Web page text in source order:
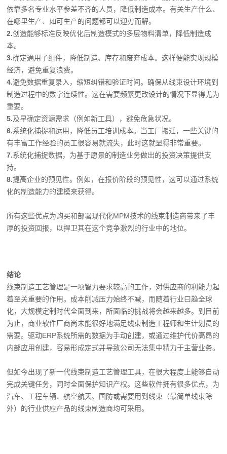
依靠多名专业水平参差不齐的人员，降低制造成本。有关生产什么、
在哪里生产、如可生产的问题都可以迎刃而解。
2.创造能够标准反映优化后制造模式的多层物料清单，降低制造成
本。
3.确定通用子组件，降低制造、库存和废弃成本。这样便能实现规模
经济，避免重复浪费。
4.避免数据重复录入，缩短纠错和验证时间。确保从线束设计环境到
制造过程中的数字连续性。这在需要频繁更改设计的情况下显得尤为
重要。
5.及早确定资源需求（例如新工具），避免危急状况。
6.系统化捕捉和运用，降低员工培训成本。当工厂搬迁，一些关键的
有丰富工作经验的员工很容易就流失，此时这就显得非常重要。
7.系统化捕捉数据，为基于愿景的制造业务做出的投资决策提供支
持。
8.提高企业的预见性。例如，在报价阶段的预见性，这可以通过系统
化的制造能力的建模来获得。
所有这些优点为购买和部署现代化MPM技术的线束制造商带来了丰
厚的投资回报，以捍卫其在这个竞争激烈的行业中的地位。
结论
线束制造工艺管理是一项智力要求较高的工作，对供应商的利能力起
着至关重要的作用。成本削减压力始终不减，而随着行业曰趋全球
化，大规模定制时代全面到来，所面临的挑战将会越来越多。到目前
为止，商业软件厂商尚未能很好地满足线束制造工程师和生计划员的
需要。驱动ERP系统所需的数据为手动创建，或通过维护代价高昂的
内部应用创建，容易形成定式并导致公司无法集中精力于主营业务。
但如今出现了新一代线束制造工艺管理工具，在很大程度上能够自动
完成关键任务，同时全面保护知识产权。这些软件拥有很多优点，为
汽车、工程车辆、航空航天、国防或需要用到线束（最简单线束除
外）的行业供应产品的线束制造商均可采用。